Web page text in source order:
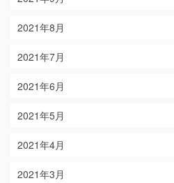
2021年8月
2021年7月
2021年6月
2021年5月
2021年4月
2021年3月